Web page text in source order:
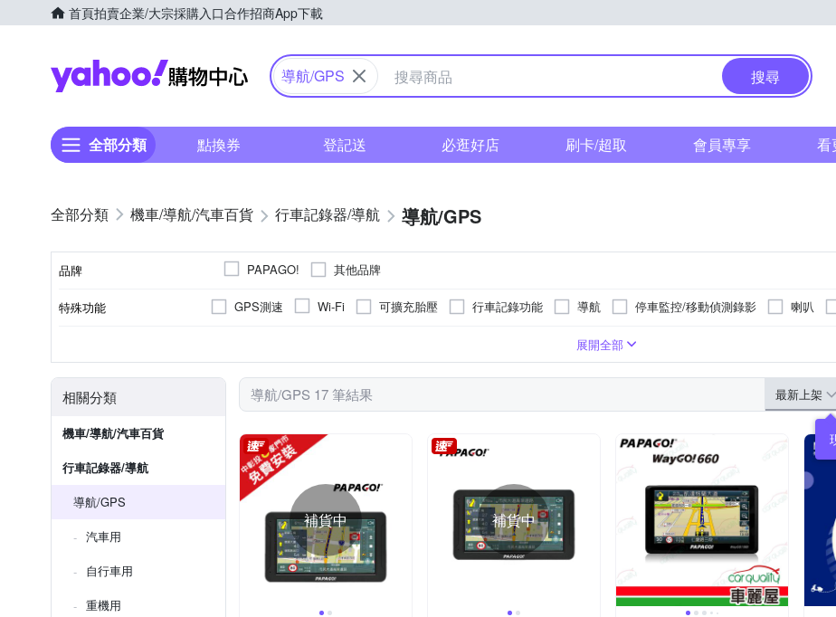
首頁拍賣企業/大宗採購入口合作招商App下載
Yahoo購物中心
導航/GPS 搜尋
全部分類 點換券 登記送 必逛好店 刷卡/超取 會員專享 看
機車/導航/汽車百貨 行車記錄器/導航 導航/GPS
品牌 PAPAGO! 其他品牌
特殊功能 GPS測速 Wi-Fi 可擴充胎壓 行車記錄功能 導航 停車監控/移動偵測錄影 喇叭
展開全部
相關分類
機車/導航/汽車百貨
行車記錄器/導航
導航/GPS
汽車用
自行車用
重機用
導航/GPS 17 筆結果 最新上架
補貨中 補貨中